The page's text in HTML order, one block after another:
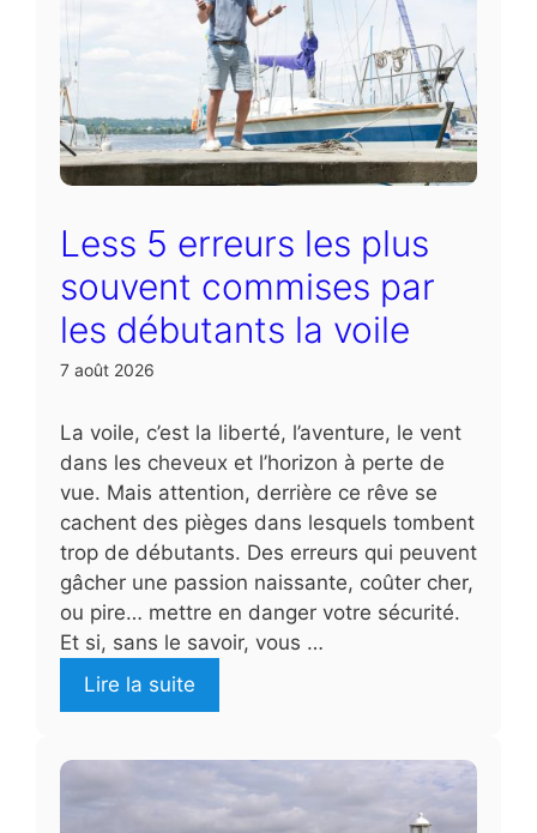
Less 5 erreurs les plus
souvent commises par
les débutants la voile
7 août 2026
La voile, c’est la liberté, l’aventure, le vent
dans les cheveux et l’horizon à perte de
vue. Mais attention, derrière ce rêve se
cachent des pièges dans lesquels tombent
trop de débutants. Des erreurs qui peuvent
gâcher une passion naissante, coûter cher,
ou pire… mettre en danger votre sécurité.
Et si, sans le savoir, vous …
Lire la suite